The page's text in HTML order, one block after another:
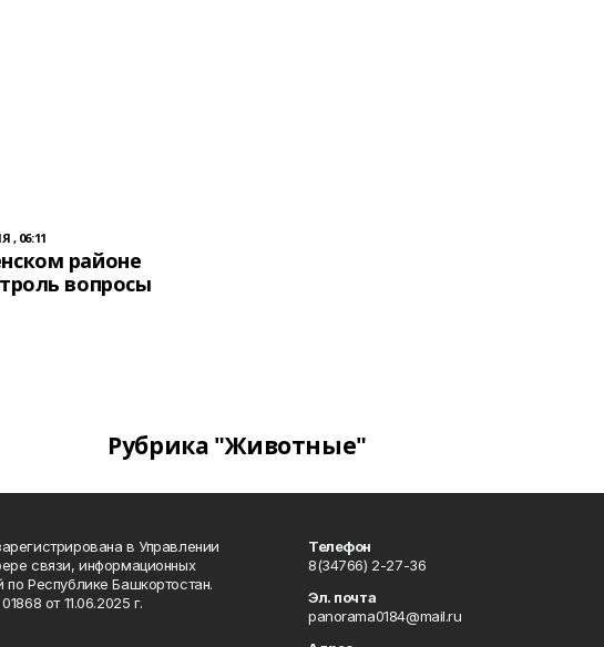
, 06:11
районе
вопросы
Рубрика "Животные"
в Управлении
связи, информационных
Республике Башкортостан.
от 11.06.2025 г.
Телефон
8(34766) 2-27-36
Эл. почта
panorama0184@mail.ru